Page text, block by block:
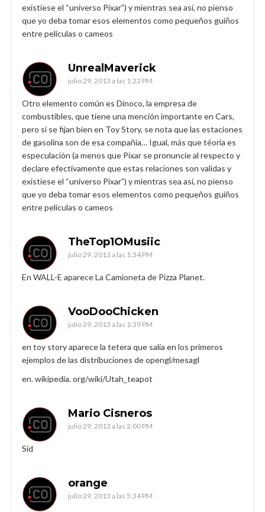
existiese el “universo Pixar”) y mientras sea así, no pienso
que yo deba tomar esos elementos como pequeños guiños
entre películas o cameos
UnrealMaverick
julio 29, 2013 a las 1:22 PM
Otro elemento común es Dinoco, la empresa de
combustibles, que tiene una mención importante en Cars,
pero si se fijan bien en Toy Story, se nota que las estaciones
de gasolina son de esa compañia… Igual, más que téoria es
especulación (a menos que Pixar se pronuncie al respecto y
declare efectivamente que estas relaciones son validas y
existiese el “universo Pixar”) y mientras sea así, no pienso
que yo deba tomar esos elementos como pequeños guiños
entre películas o cameos
TheTop1OMusiic
julio 29, 2013 a las 1:34 PM
En WALL-E aparece La Camioneta de Pizza Planet.
VooDooChicken
julio 29, 2013 a las 1:39 PM
en toy story aparece la tetera que salía en los primeros
ejemplos de las distribuciones de opengl/mesagl
en. wikipedia. org/wiki/Utah_teapot
Mario Cisneros
julio 29, 2013 a las 2:00 PM
Sid
orange
julio 29, 2013 a las 5:34 PM